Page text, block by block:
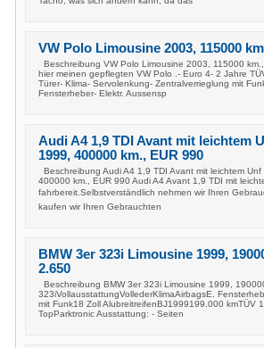
VW Polo Limousine 2003, 115000
Beschreibung VW Polo Limousine 2003, 115000
hier meinen gepflegten VW Polo .- Euro 4- 2 Jahre
Türer- Klima- Servolenkung- Zentralverrieglung mit
Fensterheber- Elektr. Aussensp
Audi A4 1,9 TDI Avant mit leichtem
1999, 400000 km., EUR 990
Beschreibung Audi A4 1,9 TDI Avant mit leichtem Unf
400000 km., EUR 990 Audi A4 Avant 1,9 TDI mit
fahrbereit.Selbstverständlich nehmen wir Ihren
kaufen wir Ihren Gebrauchten
BMW 3er 323i Limousine 1999,
2.650
Beschreibung BMW 3er 323i Limousine 1999,
323iVollausstattungVollederKlimaAirbagsE.
mit Funk18 Zoll AlubreitreifenBJ1999199.000 kmTÜV
TopParktronic Ausstattung: - Seiten